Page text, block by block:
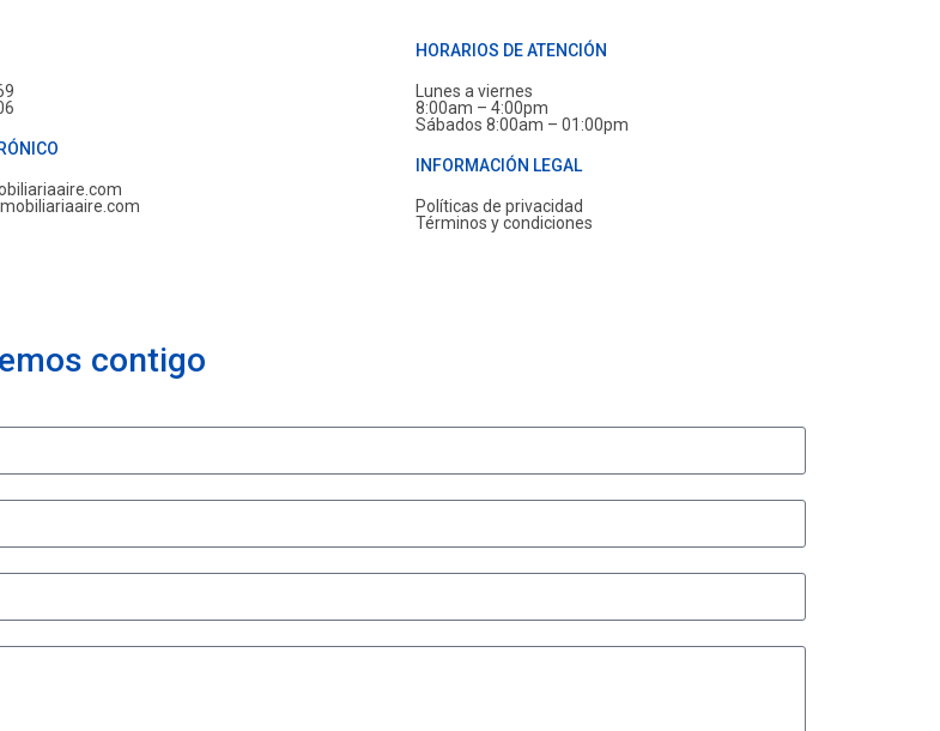
HORARIOS DE ATENCIÓN
Lunes a viernes
8:00am – 4:00pm
Sábados 8:00am – 01:00pm
INFORMACIÓN LEGAL
Políticas de privacidad
Términos y condiciones
contigo